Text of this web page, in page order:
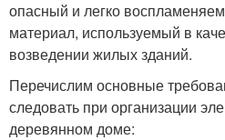
Скрытый монтаж
опасный и легко
материал, используемый в
возведении жилых зданий.
Перечислим основные
следовать при организации
деревянном доме: